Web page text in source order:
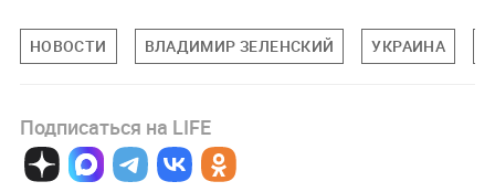
НОВОСТИ ВЛАДИМИР ЗЕЛЕНСКИЙ УКРАИНА
Подписаться на LIFE